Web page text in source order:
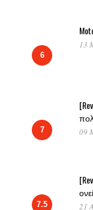
6
13
7 09
7.5 21